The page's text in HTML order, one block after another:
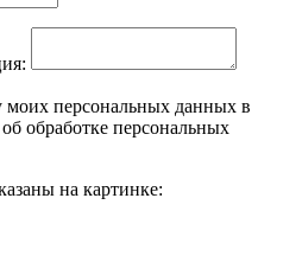
моих персональных данных в
об обработке персональных
на картинке: